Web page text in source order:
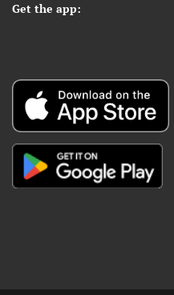
Get the app: